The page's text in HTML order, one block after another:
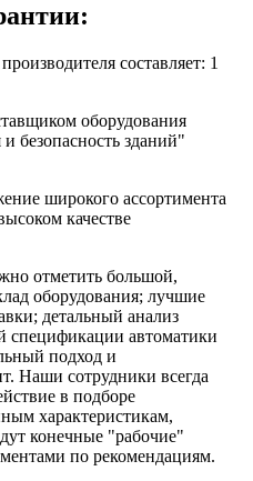
составляет: 1
оборудования
безопасность зданий"
широкого ассортимента
качестве
отметить большой,
оборудования; лучшие
детальный анализ
спецификации автоматики
подход и
Наши сотрудники всегда
в подборе
характеристикам,
конечные "рабочие"
по рекомендациям.